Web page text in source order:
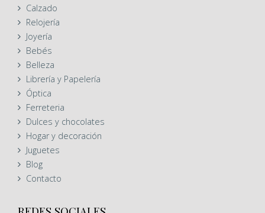
Calzado
Relojería
Joyería
Bebés
Belleza
Librería y Papelería
Óptica
Ferreteria
Dulces y chocolates
Hogar y decoración
Juguetes
Blog
Contacto